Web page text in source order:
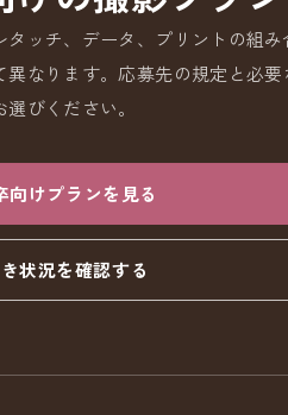
タッチ、データ、プリントの組み
異なります。応募先の規定と必要
びください。
向けプランを見る
状況を確認する